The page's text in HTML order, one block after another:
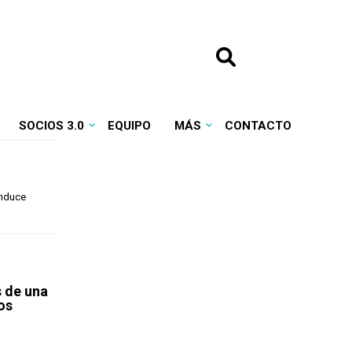
SOCIOS 3.0 EQUIPO MÁS CONTACTO
una